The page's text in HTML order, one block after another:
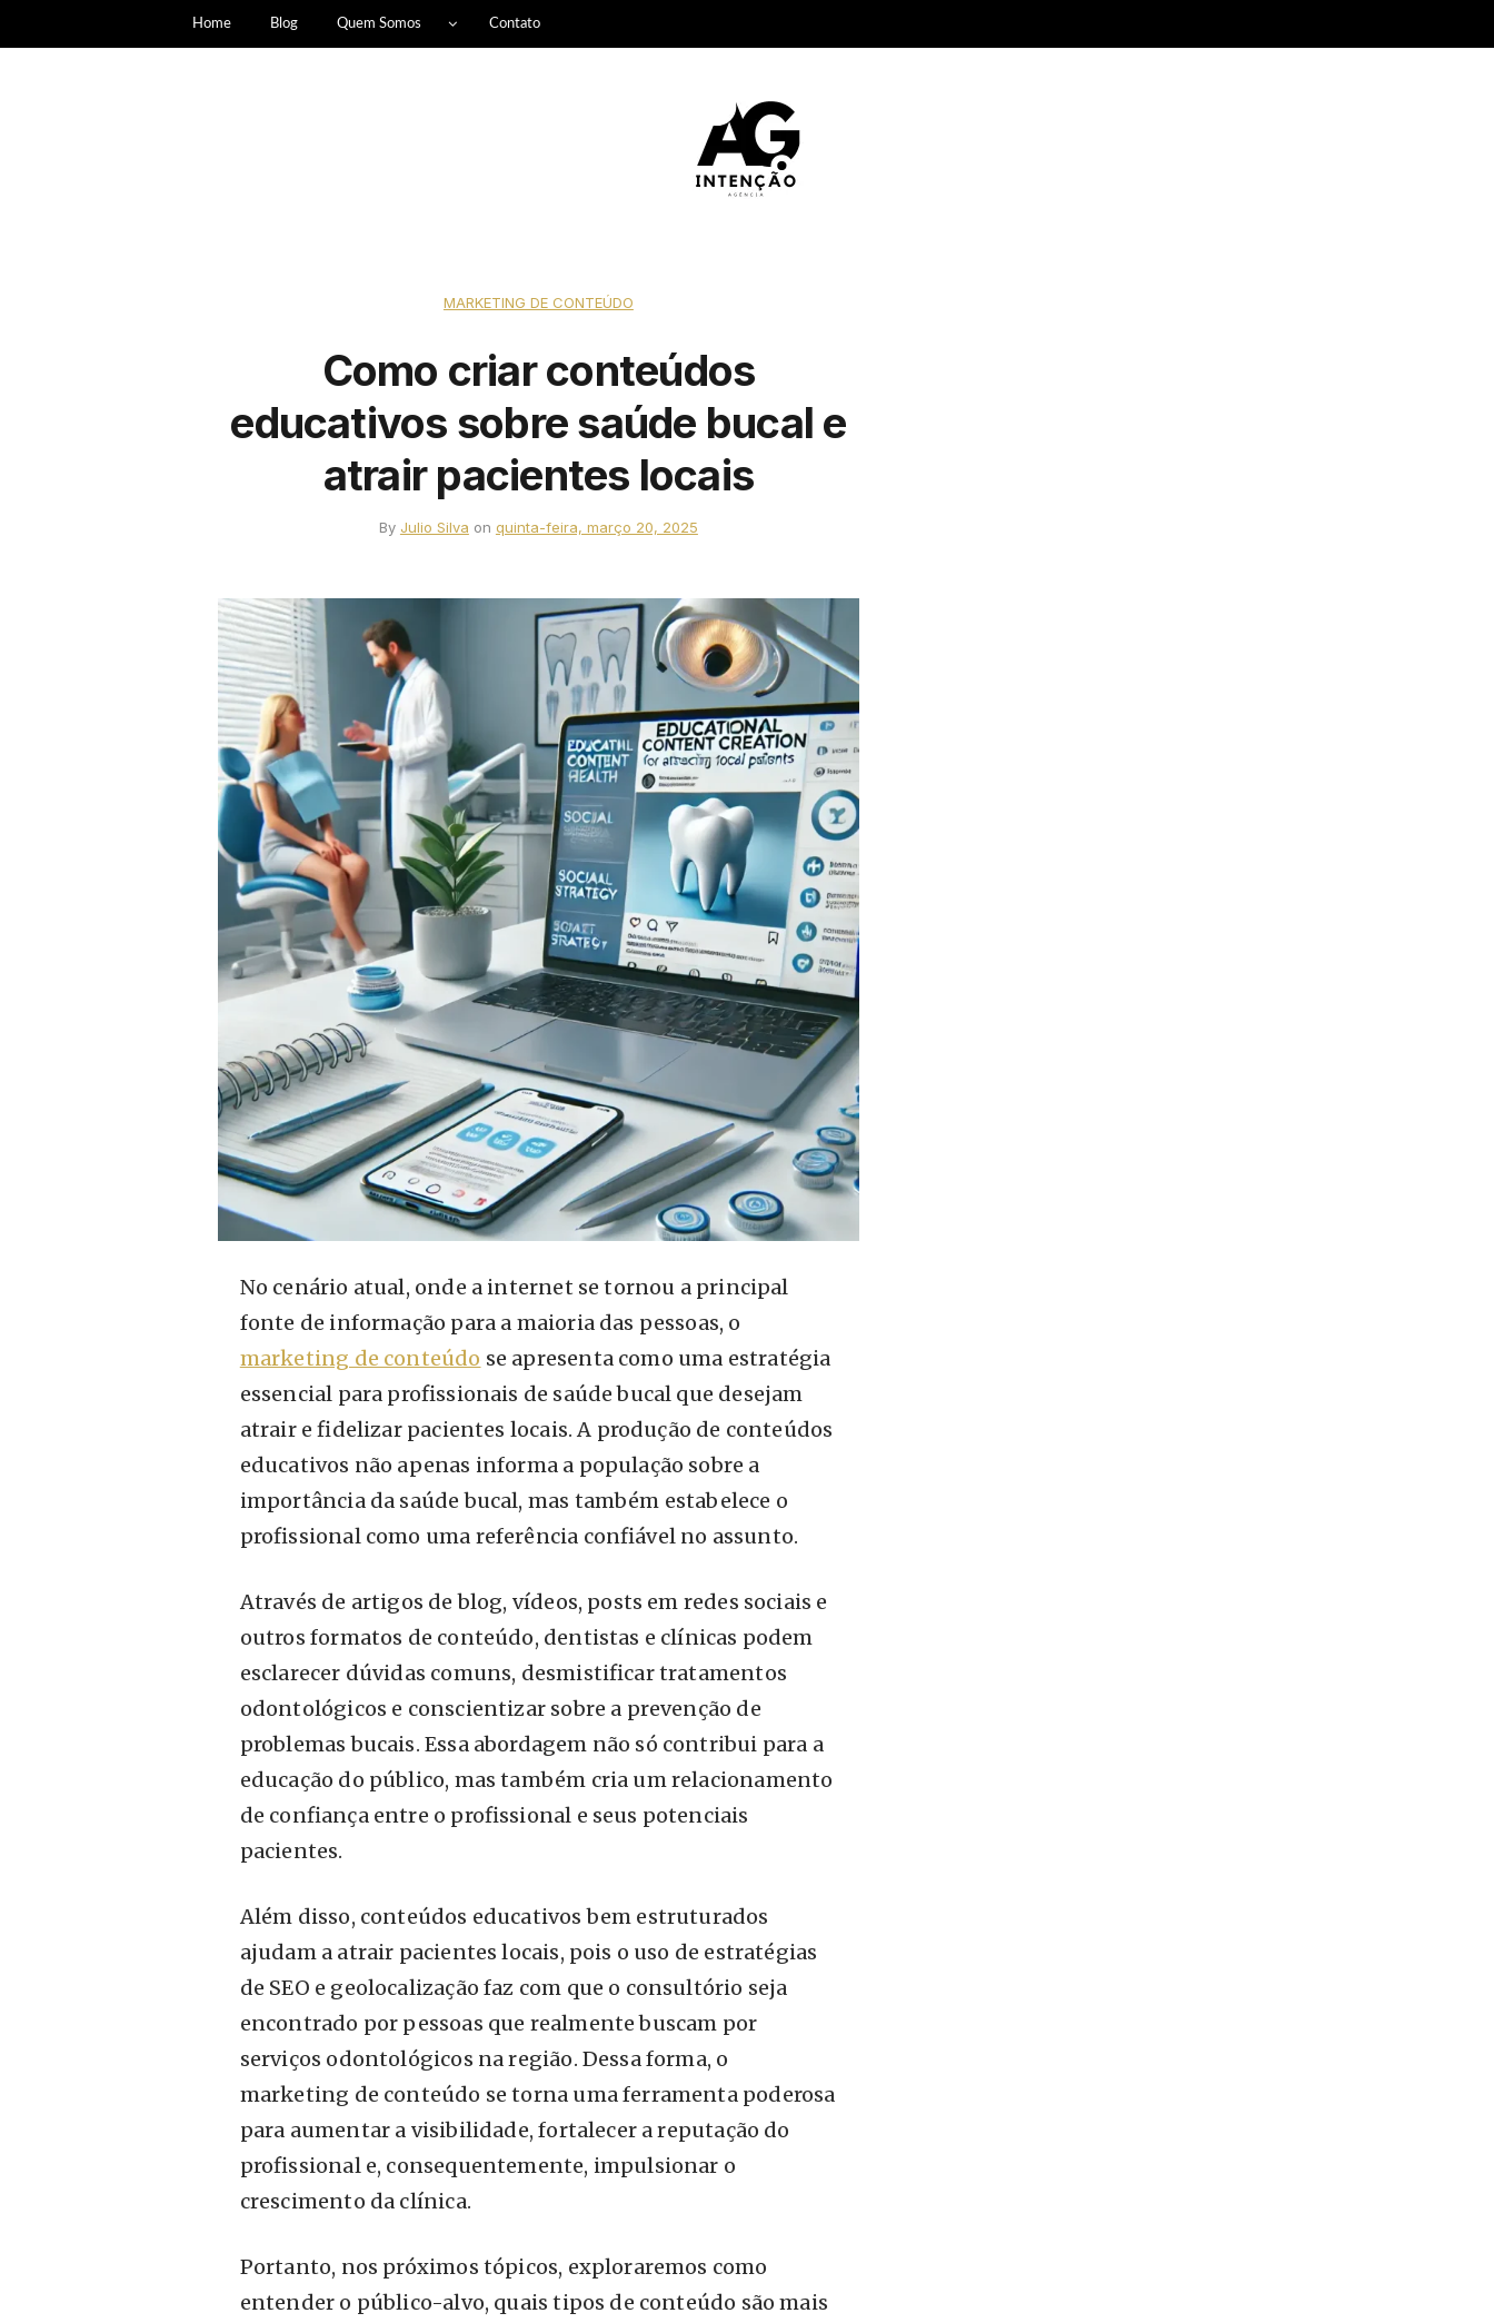
Home Blog Quem Somos Contato
MARKETING DE CONTEÚDO
Como criar conteúdos
educativos sobre saúde bucal e
atrair pacientes locais
By Julio Silva on quinta-feira, março 20, 2025
No cenário atual, onde a internet se tornou a principal
fonte de informação para a maioria das pessoas, o
marketing de conteúdo se apresenta como uma estratégia
essencial para profissionais de saúde bucal que desejam
atrair e fidelizar pacientes locais. A produção de conteúdos
educativos não apenas informa a população sobre a
importância da saúde bucal, mas também estabelece o
profissional como uma referência confiável no assunto.
Através de artigos de blog, vídeos, posts em redes sociais e
outros formatos de conteúdo, dentistas e clínicas podem
esclarecer dúvidas comuns, desmistificar tratamentos
odontológicos e conscientizar sobre a prevenção de
problemas bucais. Essa abordagem não só contribui para a
educação do público, mas também cria um relacionamento
de confiança entre o profissional e seus potenciais
pacientes.
Além disso, conteúdos educativos bem estruturados
ajudam a atrair pacientes locais, pois o uso de estratégias
de SEO e geolocalização faz com que o consultório seja
encontrado por pessoas que realmente buscam por
serviços odontológicos na região. Dessa forma, o
marketing de conteúdo se torna uma ferramenta poderosa
para aumentar a visibilidade, fortalecer a reputação do
profissional e, consequentemente, impulsionar o
crescimento da clínica.
Portanto, nos próximos tópicos, exploraremos como
entender o público-alvo, quais tipos de conteúdo são mais